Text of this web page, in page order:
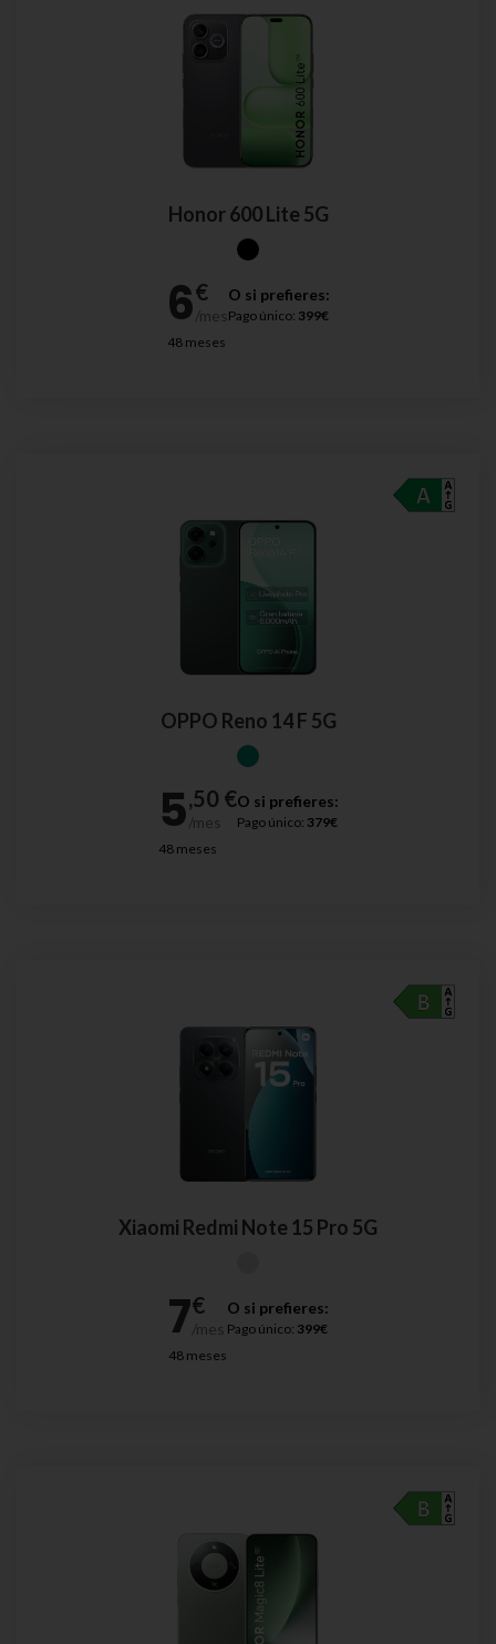
Honor 600 Lite 5G
48 meses
O si prefieres:
Pago único: 399€
OPPO Reno 14 F 5G
48 meses
O si prefieres:
Pago único: 379€
Xiaomi Redmi Note 15 Pro 5G
48 meses
O si prefieres:
Pago único: 399€